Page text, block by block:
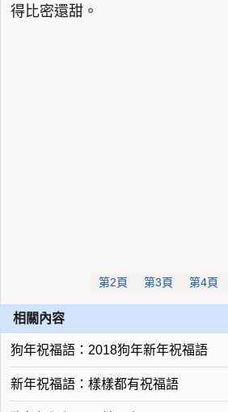
得比密還甜。
第2頁 第3頁 第4頁
相關內容
狗年祝福語：2018狗年新年祝福語
新年祝福語：樣樣都有祝福語